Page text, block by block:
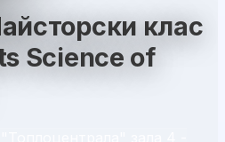
клас
Science of